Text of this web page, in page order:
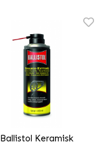
Ballistol Keramisk